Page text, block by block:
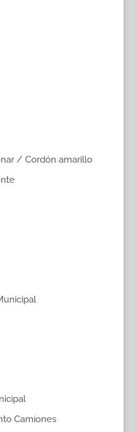
/ Cordón amarillo
Camiones